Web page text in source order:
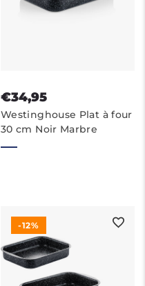
€34,95
Westinghouse Plat à four
30 cm Noir Marbre
-12%